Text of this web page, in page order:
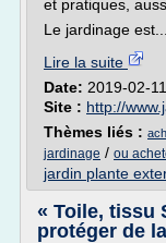
et pratiques,
Le jardinage est...
Lire la suite
Date: 2019-02-
Site : http://
Thèmes liés :
jardinage / ou
jardin plante
« Toile, tissu
protéger de